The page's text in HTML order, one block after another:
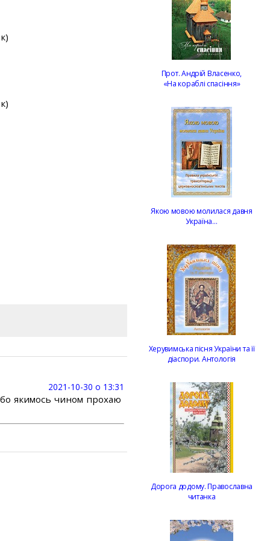
2021-10-30 о 13:31
якимось чином прохаю
Прот. Андрій Власенко,
«На кораблі спасіння»
Якою мовою молилася давня
Україна…
Херувимська пісня України та її
діаспори. Антологія
Дорога додому. Православна
читанка